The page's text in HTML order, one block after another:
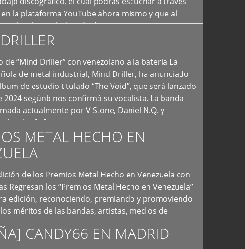
la plataforma YouTube ahora mismo y que al
ya ha recibido más de […]
de “Mind Driller” con venezolano a la batería La
de metal industrial, Mind Driller, ha anunciado
de estudio titulado “The Void”, que será lanzado
2024 segúnb nos confirmó su vocalista. La banda
actualmente por V Stone, Daniel N.Q. y
a las […]
METAL HECHO EN
de los Premios Metal Hecho en Venezuela con
Regresan los “Premios Metal Hecho en Venezuela”
edición, reconociendo, premiando y promoviendo
méritos de las bandas, artistas, medios de
tendencias del metal y […]
CANDY66 EN MADRID